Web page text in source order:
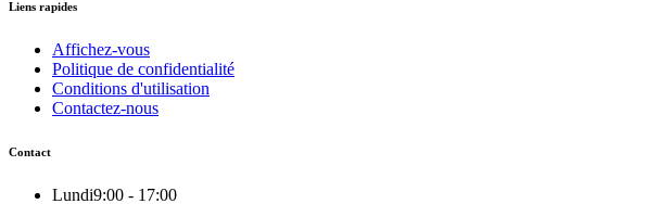
Liens rapides
Affichez-vous
Politique de confidentialité
Conditions d'utilisation
Contactez-nous
Contact
Lundi9:00 - 17:00